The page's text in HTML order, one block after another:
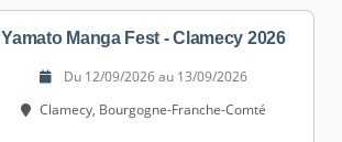
Yamato Manga Fest - Clamecy 2026
Du 12/09/2026 au 13/09/2026
Clamecy, Bourgogne-Franche-Comté